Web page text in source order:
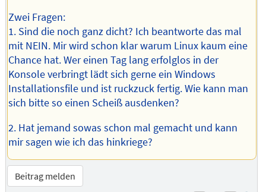
Zwei Fragen:
1. Sind die noch ganz dicht? Ich beantworte das mal
mit NEIN. Mir wird schon klar warum Linux kaum eine
Chance hat. Wer einen Tag lang erfolglos in der
Konsole verbringt lädt sich gerne ein Windows
Installationsfile und ist ruckzuck fertig. Wie kann man
sich bitte so einen Scheiß ausdenken?
2. Hat jemand sowas schon mal gemacht und kann
mir sagen wie ich das hinkriege?
Beitrag melden